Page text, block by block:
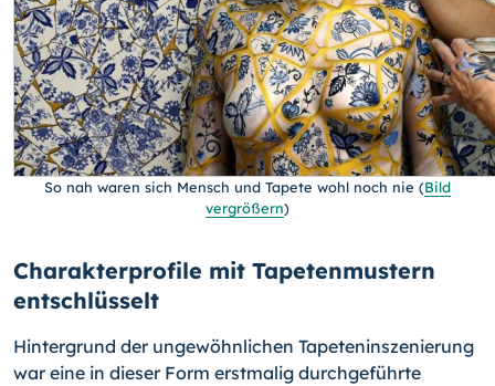
So nah waren sich Mensch und Tapete wohl noch nie (Bild
vergrößern)
Charakterprofile mit Tapetenmustern
entschlüsselt
Hintergrund der ungewöhnlichen Tapeteninszenierung
war eine in dieser Form erstma­lig durchgeführte